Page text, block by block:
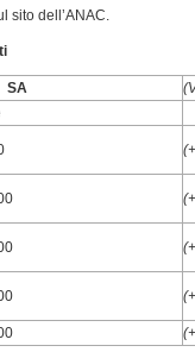
sito dell’ANAC.
SA